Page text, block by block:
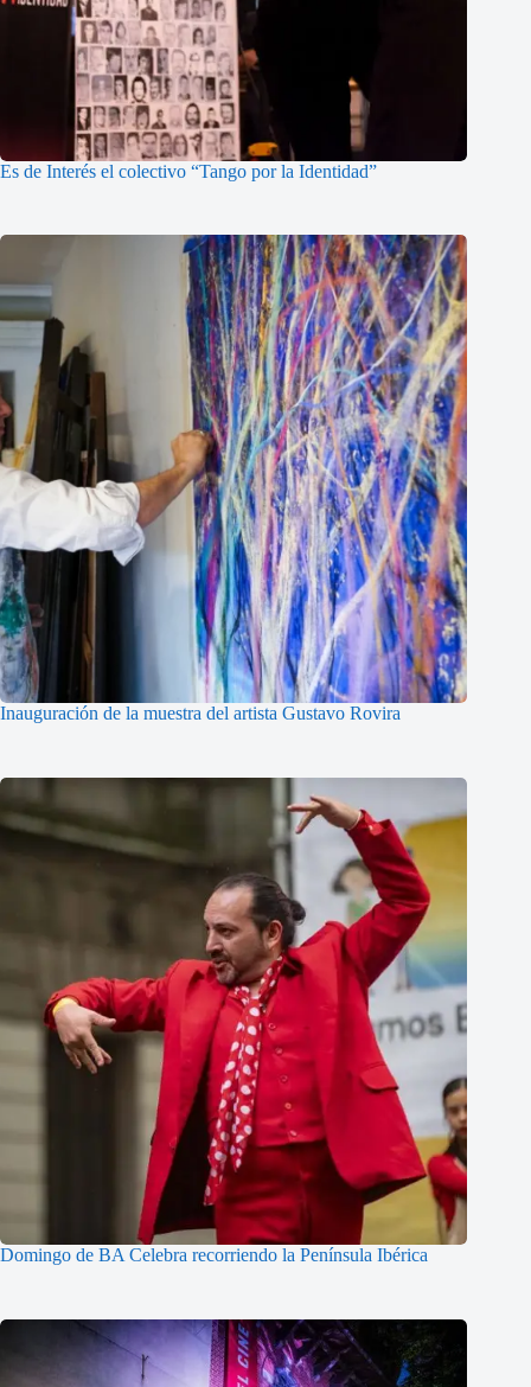
Es de Interés el colectivo “Tango por la Identidad”
Inauguración de la muestra del artista Gustavo Rovira
Domingo de BA Celebra recorriendo la Península Ibérica